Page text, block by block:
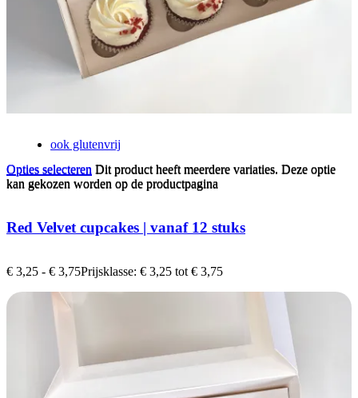
ook glutenvrij
Opties selecteren Dit product heeft meerdere variaties. Deze optie
kan gekozen worden op de productpagina
Opties selecteren Dit product heeft meerdere variaties. Deze optie
kan gekozen worden op de productpagina
Red Velvet cupcakes | vanaf 12 stuks
€ 3,25 - € 3,75Prijsklasse: € 3,25 tot € 3,75